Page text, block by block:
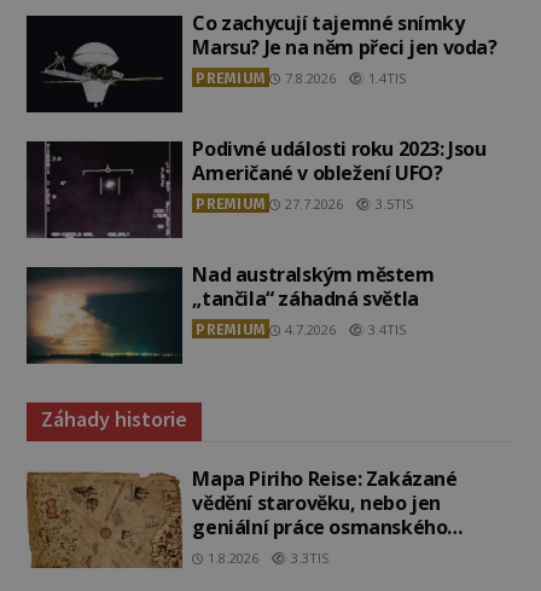
Co zachycují tajemné snímky
Marsu? Je na něm přeci jen voda?
PREMIUM 7.8.2026 1.4TIS
Podivné události roku 2023: Jsou
Američané v obležení UFO?
PREMIUM 27.7.2026 3.5TIS
Nad australským městem
„tančila“ záhadná světla
PREMIUM 4.7.2026 3.4TIS
Záhady historie
Mapa Piriho Reise: Zakázané
vědění starověku, nebo jen
geniální práce osmanského
admirála?
1.8.2026 3.3TIS